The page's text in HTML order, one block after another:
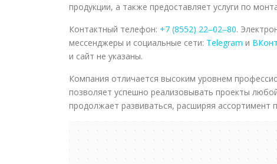
продукции, а также предоставляет услуги по
Контактный телефон: +7 (8552) 22‒02‒80.
мессенджеры и социальные сети: Telegram и
и сайт не указаны.
Компания отличается высоким уровнем
позволяет успешно реализовывать проекты
продолжает развиваться, расширяя ассортимент